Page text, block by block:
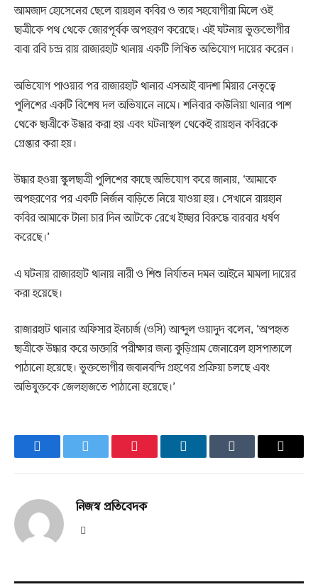
আমজাদ হোসেনের ছেলে রায়হান কবির ও তার সহযোগীরা মিলে ওই
ছাত্রীকে পথ থেকে জোরপূর্বক অপহরণ করেছে। এই ঘটনায় ভুক্তভোগীর
বাবা রবি চন্দ্র রায় রাজারহাট থানায় একটি লিখিত অভিযোগ দায়ের করেন।
অভিযোগ পাওয়ার পর রাজারহাট থানার এসআই বাদশা মিয়ার নেতৃত্বে
পুলিশের একটি বিশেষ দল অভিযানে নামে। শনিবার কাউনিয়া থানার পাশ
থেকে ছাত্রীকে উদ্ধার করা হয় এবং ঘটনাস্থল থেকেই রায়হান কবিরকে
গ্রেপ্তার করা হয়।
উদ্ধার হওয়া স্কুলছাত্রী পুলিশের কাছে অভিযোগ করে জানায়, ‘আমাকে
অপহরণের পর একটি নির্জন বাড়িতে নিয়ে যাওয়া হয়। সেখানে রায়হান
কবির আমাকে টানা চার দিন আটকে রেখে ইচ্ছার বিরুদ্ধে বারবার ধর্ষণ
করেছে।’
এ ঘটনায় রাজারহাট থানায় নারী ও শিশু নির্যাতন দমন আইনে মামলা দায়ের
করা হয়েছে।
রাজারহাট থানার অফিসার ইনচার্জ (ওসি) আব্দুল ওয়াদুদ বলেন, ‘অপহৃত
ছাত্রীকে উদ্ধার করে ডাক্তারি পরীক্ষার জন্য কুড়িগ্রাম জেনারেল হাসপাতালে
পাঠানো হয়েছে। ভুক্তভোগীর জবানবন্দি গ্রহণের প্রক্রিয়া চলছে এবং
অভিযুক্তকে জেলহাজতে পাঠানো হয়েছে।’
FacebookTwitter PinterestLinkedInTumblr Email
নিজস্ব প্রতিবেদক